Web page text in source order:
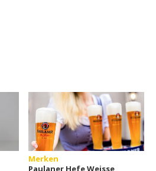
Merken
Paulaner Hefe Weisse